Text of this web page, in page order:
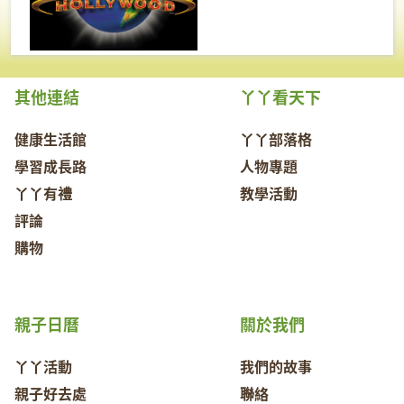
其他連結
健康生活館
學習成長路
丫丫有禮
評論
購物
丫丫看天下
丫丫部落格
人物專題
教學活動
關於我們
我們的故事
聯絡
親子日曆
丫丫活動
親子好去處